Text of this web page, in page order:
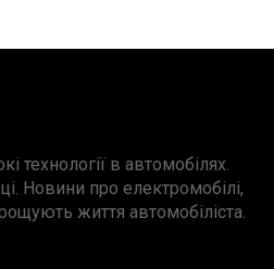
технології в автомобілях.
Новини про електромобілі,
життя автомобіліста.